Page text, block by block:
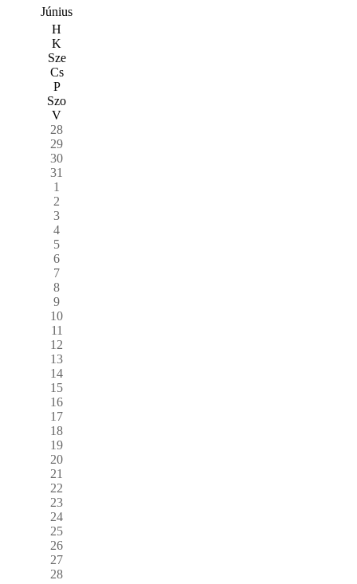
Június
H
K
Sze
Cs
P
Szo
V
28
29
30
31
1
2
3
4
5
6
7
8
9
10
11
12
13
14
15
16
17
18
19
20
21
22
23
24
25
26
27
28